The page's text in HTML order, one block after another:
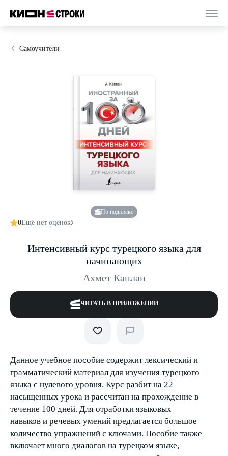
Самоучители
По подписке
0Ещё нет оценок
Интенсивный курс турецкого языка для
начинающих
Ахмет Каплан
ЧИТАТЬ В ПРИЛОЖЕНИИ
Данное учебное пособие содержит лексический и
грамматический материал для изучения турецкого
языка с нулевого уровня. Курс разбит на 22
насыщенных урока и рассчитан на прохождение в
течение 100 дней. Для отработки языковых
навыков и речевых умений предлагается большое
количество упражнений с ключами. Пособие также
включает много диалогов на турецком языке,